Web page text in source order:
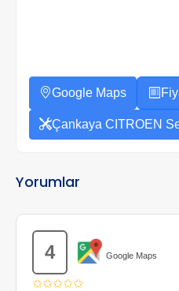
Google Maps
Çankaya CITROEN
Yorumlar
4 Google Maps
✩✩✩✩✩